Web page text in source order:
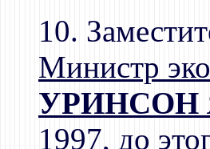
10.
Министр
УРИНСОН
1997, до